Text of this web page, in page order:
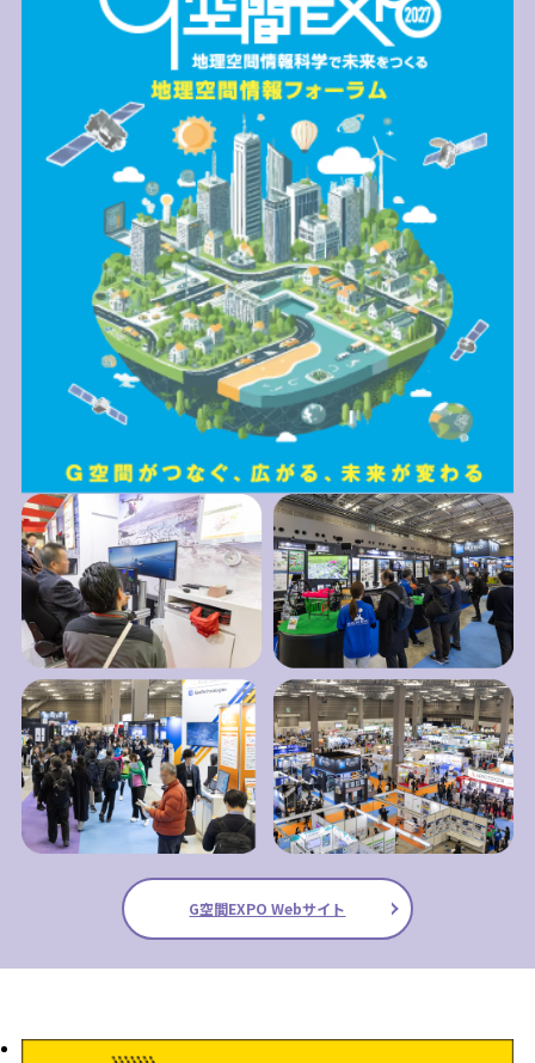
G空間EXPO Webサイト